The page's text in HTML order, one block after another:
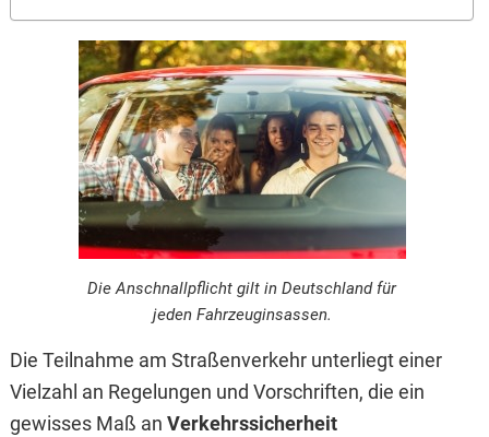
Die Anschnallpflicht gilt in Deutschland für
jeden Fahrzeuginsassen.
Die Teilnahme am Straßenverkehr unterliegt einer
Vielzahl an Regelungen und Vorschriften, die ein
gewisses Maß an Verkehrssicherheit